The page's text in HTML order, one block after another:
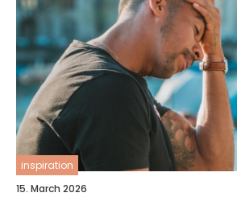
inspiration
15. March 2026